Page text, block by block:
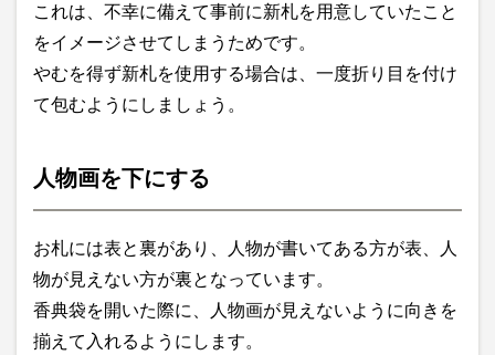
これは、不幸に備えて事前に新札を用意していたこと
をイメージさせてしまうためです。
やむを得ず新札を使用する場合は、一度折り目を付け
て包むようにしましょう。
人物画を下にする
お札には表と裏があり、人物が書いてある方が表、人
物が見えない方が裏となっています。
香典袋を開いた際に、人物画が見えないように向きを
揃えて入れるようにします。